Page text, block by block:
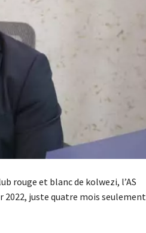
rouge et blanc de kolwezi, l’AS
2022, juste quatre mois seulement